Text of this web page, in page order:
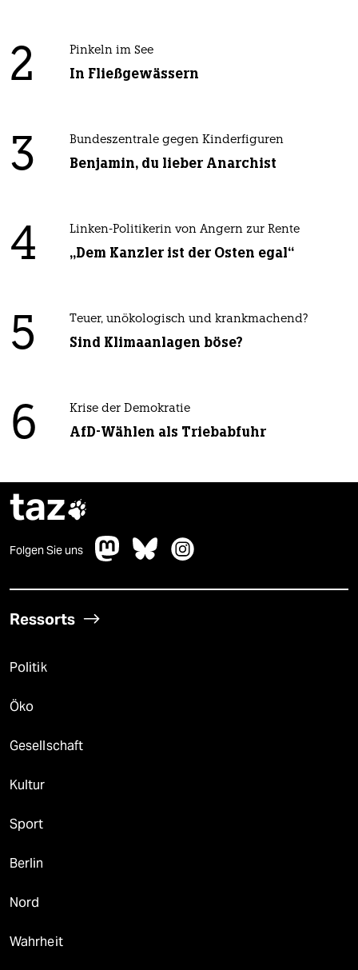
2 Pinkeln im See
In Fließgewässern
3 Bundeszentrale gegen Kinderfiguren
Benjamin, du lieber Anarchist
4 Linken-Politikerin von Angern zur Rente
„Dem Kanzler ist der Osten egal“
5 Teuer, unökologisch und krankmachend?
Sind Klimaanlagen böse?
6 Krise der Demokratie
AfD-Wählen als Triebabfuhr
taz
Folgen Sie uns
Ressorts
Politik
Öko
Gesellschaft
Kultur
Sport
Berlin
Nord
Wahrheit